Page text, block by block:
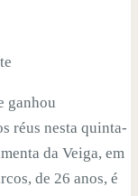
te
ganhou
réus nesta quinta-
da Veiga, em
de 26 anos, é